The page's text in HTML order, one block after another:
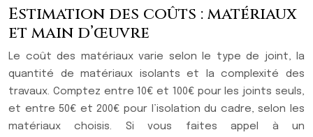
Estimation des coûts : matériaux
et main d’œuvre
Le coût des matériaux varie selon le type de joint, la
quantité de matériaux isolants et la complexité des
travaux. Comptez entre 10€ et 100€ pour les joints seuls,
et entre 50€ et 200€ pour l’isolation du cadre, selon les
matériaux choisis. Si vous faites appel à un